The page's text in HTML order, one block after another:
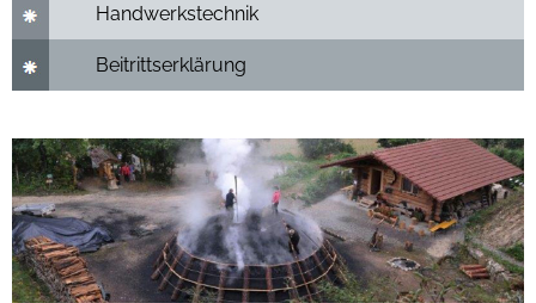
Handwerkstechnik
Beitrittserklärung